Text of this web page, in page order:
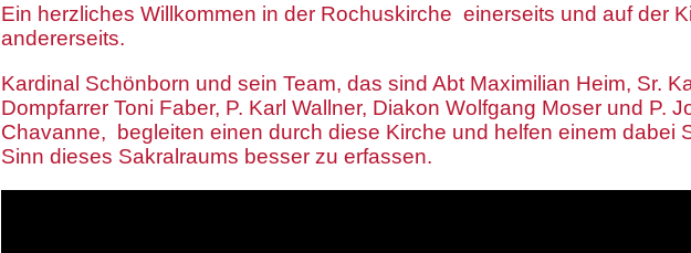
Ein herzliches Willkommen in der Rochuskirche einerseits und auf der
andererseits.
Kardinal Schönborn und sein Team, das sind Abt Maximilian Heim, Sr.
Dompfarrer Toni Faber, P. Karl Wallner, Diakon Wolfgang Moser und P.
Chavanne, begleiten einen durch diese Kirche und helfen einem dabei
Sinn dieses Sakralraums besser zu erfassen.